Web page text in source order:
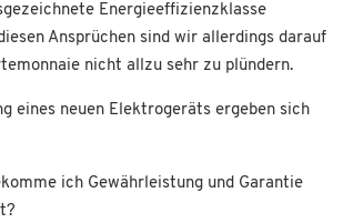
Energieeffizienzklasse
Ansprüchen sind wir allerdings darauf
nicht allzu sehr zu plündern.
eines neuen Elektrogeräts ergeben sich
ich Gewährleistung und Garantie